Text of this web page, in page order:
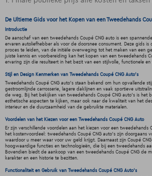
De Ultieme Gids voor het Kopen van een Tweedehands
Introductie
De aanschaf van een tweedehands Coupé CNG auto is een
ervaren autoliefhebber als voor de doorsnee consument. Deze gids
proces te leiden, van de initiële overweging tot het maken van een
juiste kennis en voorbereiding kan het kopen van een tweedehands
ervaring zijn die resulteert in het bezit van een stijlvolle, functionele en
Stijl en Design Kenmerken van Tweedehands Coupé CNG Auto's
Tweedehands Coupé CNG auto's staan bekend om hun opvallende
gestroomlijnde carrosserie, lagere daklijnen en vaak sportieve
de weg. Bij het bekijken van tweedehands Coupé CNG auto's is het
esthetische aspecten te kijken, maar ook naar de kwaliteit van het
interieur en de duurzaamheid van de gebruikte materialen.
Voordelen van het Kiezen voor een Tweedehands Coupé CNG Auto
Er zijn verschillende voordelen aan het kiezen voor een tweedehands
het kostenvoordeel: tweedehands Coupé CNG auto's zijn doorgaans
waardoor u meer waar voor uw geld krijgt. Daarnaast zijn Coupé
hoogwaardige functies en technologieën, die bij een tweedehands
Bovendien biedt de aankoop van een tweedehands Coupé CNG de
karakter en een historie te bezitten.
Functionaliteit en Gebruik van Tweedehands Coupé CNG Auto's